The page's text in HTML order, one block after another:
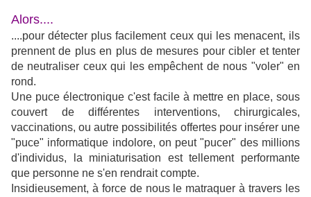
Alors....
....pour détecter plus facilement ceux qui les menacent, ils
prennent de plus en plus de mesures pour cibler et tenter
de neutraliser ceux qui les empêchent de nous "voler" en
rond.
Une puce électronique c'est facile à mettre en place, sous
couvert de différentes interventions, chirurgicales,
vaccinations, ou autre possibilités offertes pour insérer une
"puce" informatique indolore, on peut "pucer" des millions
d'individus, la miniaturisation est tellement performante
que personne ne s'en rendrait compte.
Insidieusement, à force de nous le matraquer à travers les